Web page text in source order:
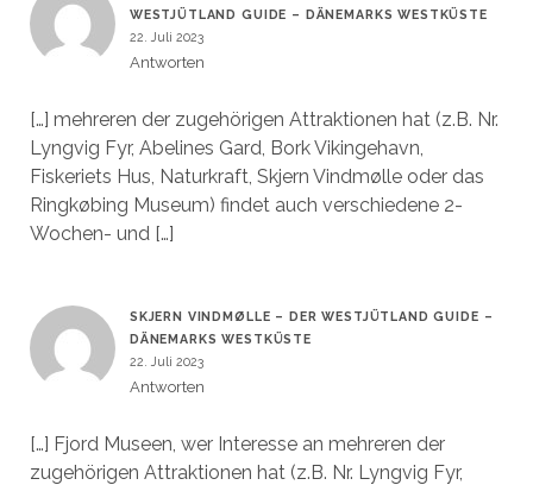
WESTJÜTLAND GUIDE – DÄNEMARKS WESTKÜSTE
22. Juli 2023
Antworten
[…] mehreren der zugehörigen Attraktionen hat (z.B. Nr.
Lyngvig Fyr, Abelines Gard, Bork Vikingehavn,
Fiskeriets Hus, Naturkraft, Skjern Vindmølle oder das
Ringkøbing Museum) findet auch verschiedene 2-
Wochen- und […]
SKJERN VINDMØLLE – DER WESTJÜTLAND GUIDE –
DÄNEMARKS WESTKÜSTE
22. Juli 2023
Antworten
[…] Fjord Museen, wer Interesse an mehreren der
zugehörigen Attraktionen hat (z.B. Nr. Lyngvig Fyr,